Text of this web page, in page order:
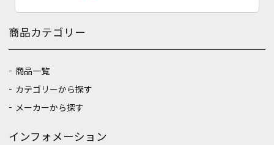
商品カテゴリー
商品一覧
カテゴリーから探す
メーカーから探す
インフォメーション